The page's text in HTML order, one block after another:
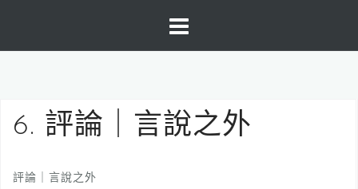
6. 評論｜言說之外
評論｜言說之外